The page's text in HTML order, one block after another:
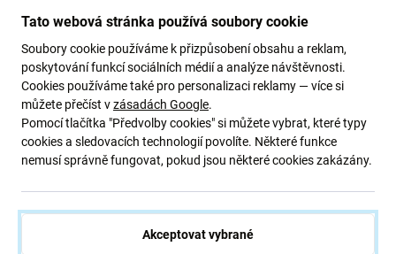
Kvalita Doprava a vrácení
Slot SIM pro Apple iPhone 16
Ztratili jste nebo poškodilipřihrádku SIMna vašem
konektivity a opětovnému správnému fungování zařízení.
Tato webová stránka používá soubory cookie
Soubory cookie používáme k přizpůsobení obsahu a reklam,
poskytování funkcí sociálních médií a analýze návštěvnosti.
Cookies používáme také pro personalizaci reklamy — více si
můžete přečíst vzásadách Google.
Pomocí tlačítka "Předvolby cookies" si můžete vybrat, které typy
cookies a sledovacích technologií povolíte. Některé funkce
nemusí správně fungovat, pokud jsou některé cookies zakázány.
Akceptovat vybrané